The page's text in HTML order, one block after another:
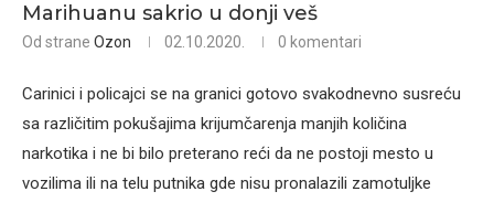
Marihuanu sakrio u donji veš
Od strane Ozon 02.10.2020. 0 komentari
Carinici i policajci se na granici gotovo svakodnevno susreću
sa različitim pokušajima krijumčarenja manjih količina
narkotika i ne bi bilo preterano reći da ne postoji mesto u
vozilima ili na telu putnika gde nisu pronalazili zamotuljke